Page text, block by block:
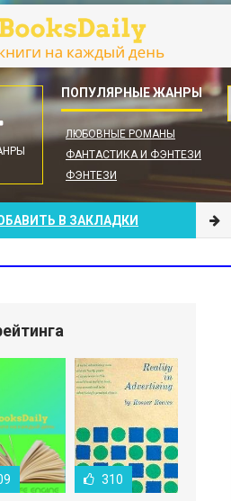
ЛЮБОВНЫЕ РОМАНЫ
ФАНТАСТИКА И ФЭНТЕЗИ
ФЭНТЕЗИ
В ЗАКЛАДКИ
310